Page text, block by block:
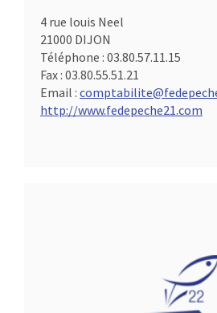
4 rue louis Neel
21000 DIJON
Téléphone : 03.80.57.11.15
Fax : 03.80.55.51.21
Email :
http://www.fedepeche21.com